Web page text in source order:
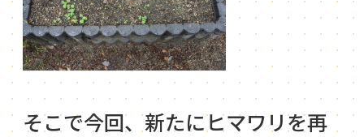
そこで今回、新たにヒマワリを再